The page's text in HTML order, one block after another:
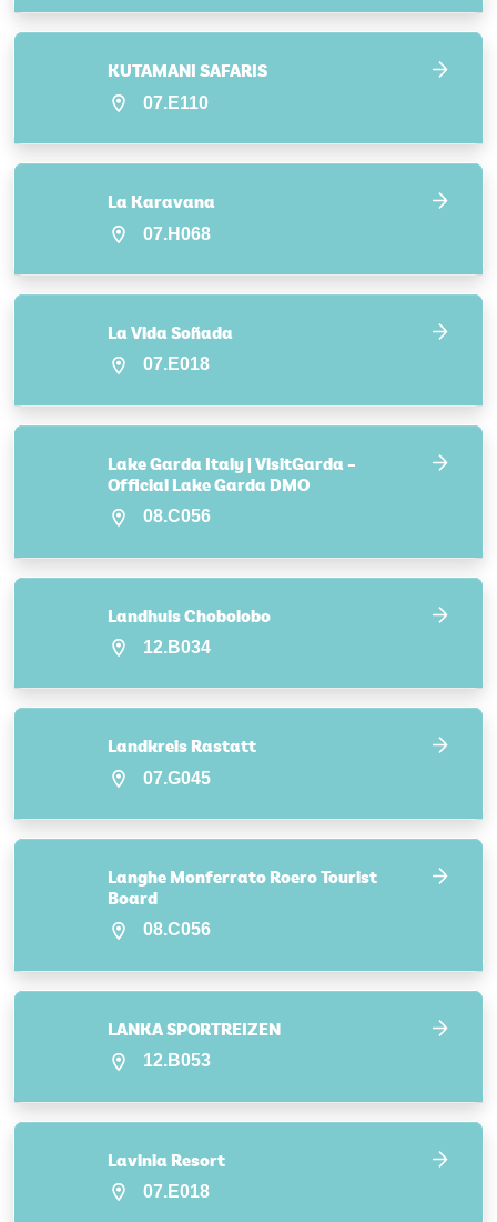
KUTAMANI SAFARIS
07.E110
La Karavana
07.H068
La Vida Soñada
07.E018
Lake Garda Italy | VisitGarda –
Official Lake Garda DMO
08.C056
Landhuis Chobolobo
12.B034
Landkreis Rastatt
07.G045
Langhe Monferrato Roero Tourist
Board
08.C056
LANKA SPORTREIZEN
12.B053
Lavinia Resort
07.E018